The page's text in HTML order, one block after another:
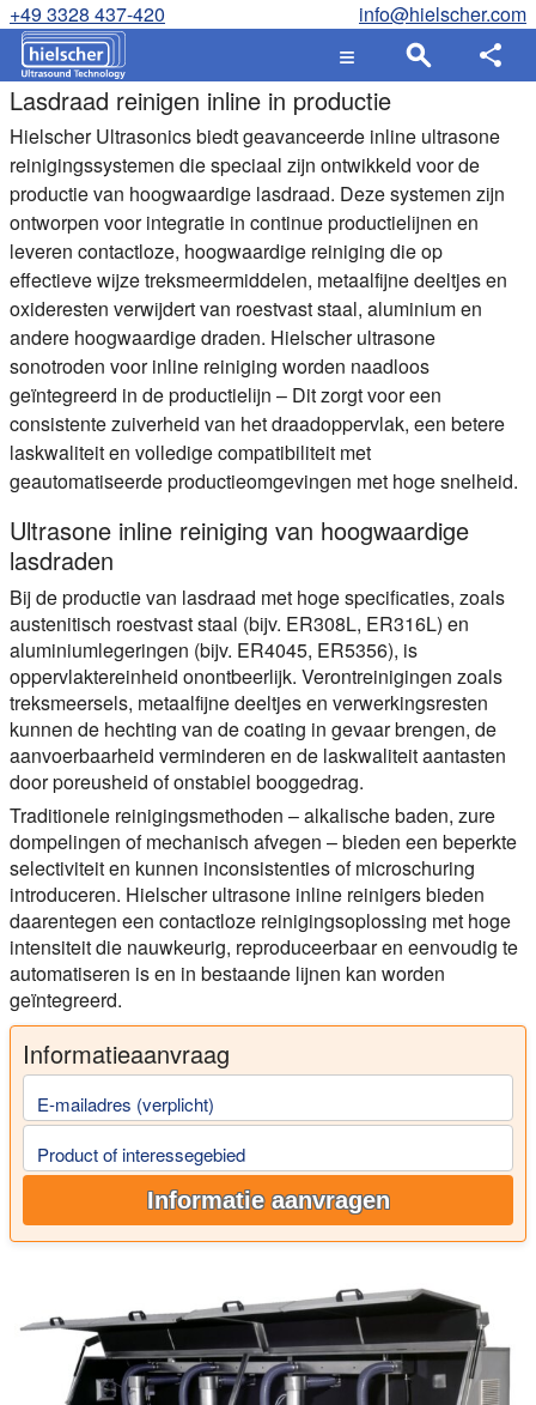
+49 3328 437-420 info@hielscher.com
Lasdraad reinigen inline in productie
Hielscher Ultrasonics biedt geavanceerde inline ultrasone
reinigingssystemen die speciaal zijn ontwikkeld voor de
productie van hoogwaardige lasdraad. Deze systemen zijn
ontworpen voor integratie in continue productielijnen en
leveren contactloze, hoogwaardige reiniging die op
effectieve wijze treksmeermiddelen, metaalfijne deeltjes en
oxideresten verwijdert van roestvast staal, aluminium en
andere hoogwaardige draden. Hielscher ultrasone
sonotroden voor inline reiniging worden naadloos
geïntegreerd in de productielijn – Dit zorgt voor een
consistente zuiverheid van het draadoppervlak, een betere
laskwaliteit en volledige compatibiliteit met
geautomatiseerde productieomgevingen met hoge snelheid.
Ultrasone inline reiniging van hoogwaardige
lasdraden
Bij de productie van lasdraad met hoge specificaties, zoals
austenitisch roestvast staal (bijv. ER308L, ER316L) en
aluminiumlegeringen (bijv. ER4045, ER5356), is
oppervlaktereinheid onontbeerlijk. Verontreinigingen zoals
treksmeersels, metaalfijne deeltjes en verwerkingsresten
kunnen de hechting van de coating in gevaar brengen, de
aanvoerbaarheid verminderen en de laskwaliteit aantasten
door poreusheid of onstabiel booggedrag.
Traditionele reinigingsmethoden – alkalische baden, zure
dompelingen of mechanisch afvegen – bieden een beperkte
selectiviteit en kunnen inconsistenties of microschuring
introduceren. Hielscher ultrasone inline reinigers bieden
daarentegen een contactloze reinigingsoplossing met hoge
intensiteit die nauwkeurig, reproduceerbaar en eenvoudig te
automatiseren is en in bestaande lijnen kan worden
geïntegreerd.
Informatieaanvraag
E-mailadres (verplicht)
Product of interessegebied
Informatie aanvragen